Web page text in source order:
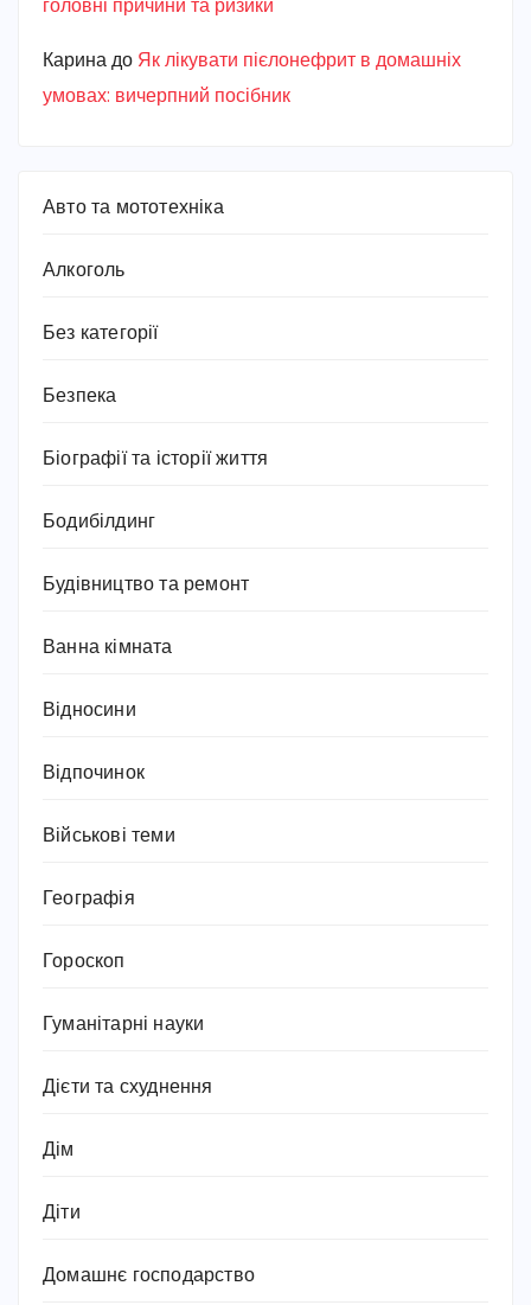
головні причини та ризики
Карина до Як лікувати пієлонефрит в домашніх
умовах: вичерпний посібник
Авто та мототехніка
Алкоголь
Без категорії
Безпека
Біографії та історії життя
Бодибілдинг
Будівництво та ремонт
Ванна кімната
Відносини
Відпочинок
Військові теми
Географія
Гороскоп
Гуманітарні науки
Дієти та схуднення
Дім
Діти
Домашнє господарство